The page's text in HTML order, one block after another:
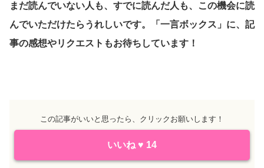
まだ読んでいない人も、すでに読んだ人も、この機会に読
んでいただけたらうれしいです。「一言ボックス」に、記
事の感想やリクエストもお待ちしています！
この記事がいいと思ったら、クリックお願いします！
いいね ♥ 14